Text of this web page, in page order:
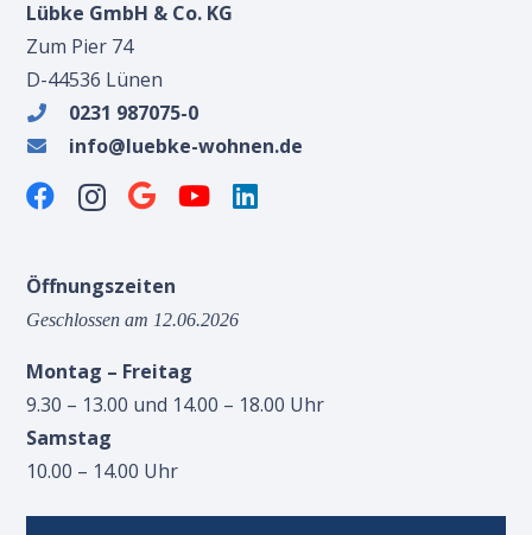
Lübke GmbH & Co. KG
Zum Pier 74
D-44536 Lünen
0231 987075-0
info@luebke-wohnen.de
Öffnungszeiten
Geschlossen am 12.06.2026
Montag – Freitag
9.30 – 13.00 und 14.00 – 18.00 Uhr
Samstag
10.00 – 14.00 Uhr